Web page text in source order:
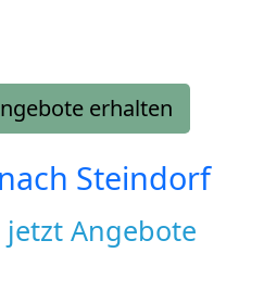
erhalten
Steindorf
jetzt Angebote